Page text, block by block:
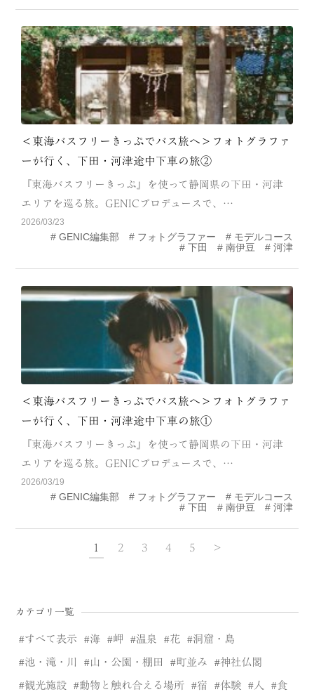
＜東海バスフリーきっぷでバス旅へ＞フォトグラファ
ーが行く、下田・河津途中下車の旅②
『東海バスフリーきっぷ』を使って静岡県の下田・河津
エリアを巡る旅。GENICプロデュースで、…
2026/03/23
GENIC編集部 フォトグラファー
モデルコース
下田
南伊豆 河津
＜東海バスフリーきっぷでバス旅へ＞フォトグラファ
ーが行く、下田・河津途中下車の旅①
『東海バスフリーきっぷ』を使って静岡県の下田・河津
エリアを巡る旅。GENICプロデュースで、…
2026/03/19
GENIC編集部 フォトグラファー
モデルコース
下田
南伊豆 河津
1 2 3 4 5 >
カテゴリ一覧
すべて表示 海 岬 温泉 花 洞窟・島
池・滝・川 山・公園・棚田 町並み 神社仏閣
観光施設 動物と触れ合える場所 宿 体験 人 食